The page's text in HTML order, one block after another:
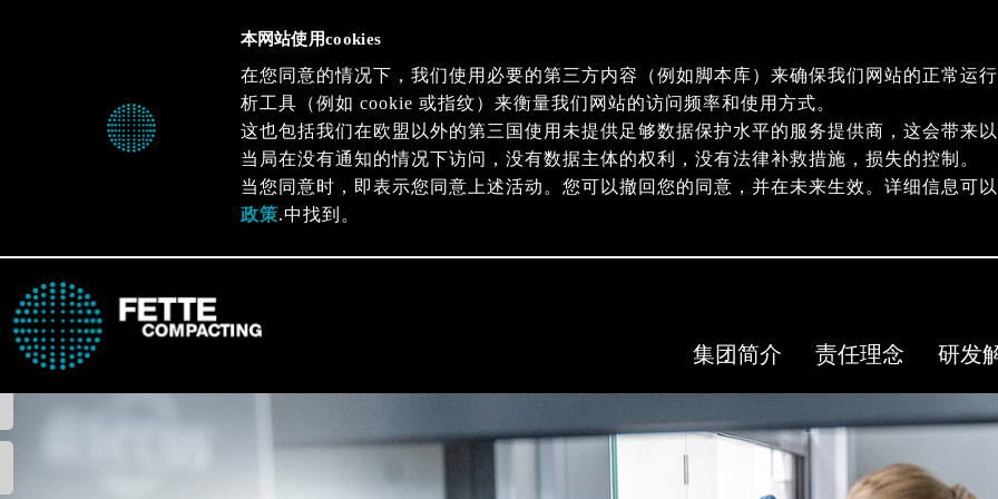
集团简介 责任理念 研发
本网站使用cookies
在您同意的情况下，我们使用必要的第三方内容（例如脚本库）来确保我们网站的正常运
析工具（例如 cookie 或指纹）来衡量我们网站的访问频率和使用方式。
这也包括我们在欧盟以外的第三国使用未提供足够数据保护水平的服务提供商，这会带来
当局在没有通知的情况下访问，没有数据主体的权利，没有法律补救措施，损失的控制。
当您同意时，即表示您同意上述活动。您可以撤回您的同意，并在未来生效。详细信息可
政策.中找到。